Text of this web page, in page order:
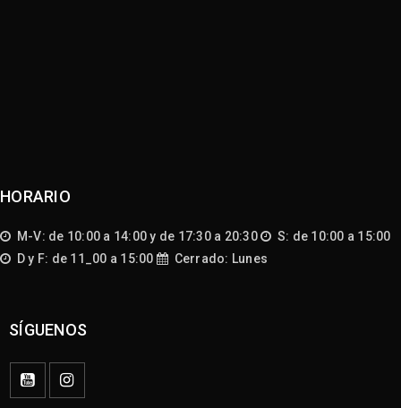
HORARIO
M-V: de 10:00 a 14:00 y de 17:30 a 20:30
S: de 10:00 a 15:00
D y F: de 11_00 a 15:00
Cerrado: Lunes
SÍGUENOS